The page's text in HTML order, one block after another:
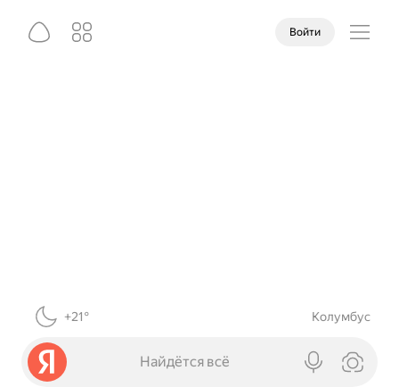
Войти
+21° Колумбус
Найдётся всё